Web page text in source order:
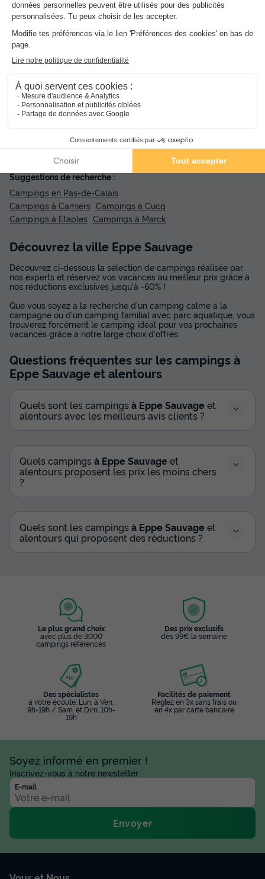
Réservez l'esprit tranquille avec
l'Annulation Gratuite !
Réservez sereinement votre prochain séjour
grâce à l'annulation gratuite jusqu'à J-30 sur
Nouveau : Paiement en 4 fois !
Réservez dès maintenant, payez en 4 fois
avec Alma et partez en toute tranquillité.
Suggestions de recherche :
Campings en Pas-de-Calais
Campings à Camiers Campings à Cucq
Campings à Etaples Campings à Marck
Découvrez la ville Eppe Sauvage
Découvrez ci-dessous la sélection de campings réalisée par
nos experts et réservez vos vacances au meilleur prix grâce à
nos réductions exclusives jusqu'à -60% !
Que vous soyez à la recherche d'un camping calme à la
campagne ou d'un camping familial avec parc aquatique, vous
trouverez forcément le camping idéal pour vos prochaines
vacances grâce à notre large choix d'offres.
Questions fréquentes sur les campings à
Eppe Sauvageet alentours
Quels sont les campings à Eppe Sauvage et
alentours avec les meilleurs avis clients ?
Quels campings à Eppe Sauvage et
alentours proposent les prix les moins chers
?
Quels sont les campings à Eppe Sauvage et
alentours qui proposent des réductions ?
Le plus grand choix
avec plus de 3000
campings référencés
Des prix exclusifs
dès 99€ la semaine
Des spécialistes
à votre écoute: Lun. à Ven.
9h-19h / Sam. et Dim. 10h-
19h
Facilités de paiement
Réglez en 3x sans frais ou
en 4x par carte bancaire
Soyez informé en premier !
Inscrivez-vous à notre newsletter
E-mail
Envoyer